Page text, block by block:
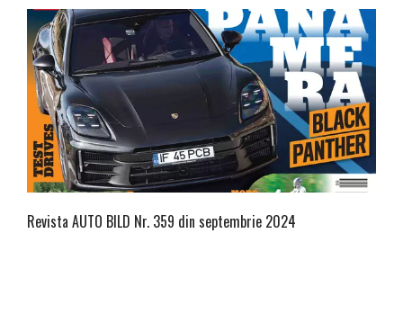
Revista AUTO BILD Nr. 359 din septembrie 2024